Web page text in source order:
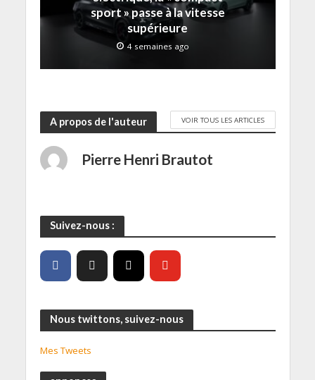
sport » passe à la vitesse
supérieure
4 semaines ago
A propos de l'auteur VOIR TOUS LES ARTICLES
Pierre Henri Brautot
Suivez-nous :
Nous twittons, suivez-nous
Mes Tweets